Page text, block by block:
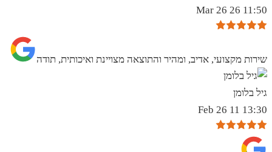
11:50 26 Mar 26
שירות מקצועי, אדיב, ומהיר והתוצאה מצויינת ואיכותית, תודה
גיל בלומן
13:30 11 Feb 26